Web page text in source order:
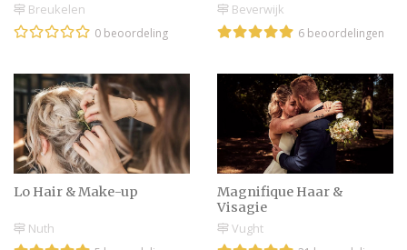
Breukelen
0 beoordeling
Beverwijk
6 beoordelingen
Lo Hair & Make-up
Nuth
Magnifique Haar &
Visagie
Vught